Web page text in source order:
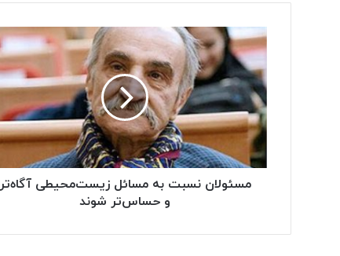
مسئولان نسبت به مسائل زیست‌محیطی آگاه‌تر
و حساس‌تر شوند